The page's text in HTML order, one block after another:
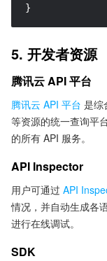
}
5. 开发者资源
腾讯云 API 平台
腾讯云 API 平台 是综
等资源的统一查询平
的所有 API 服务。
API Inspector
用户可通过 API
情况，并自动生成各
进行在线调试。
SDK